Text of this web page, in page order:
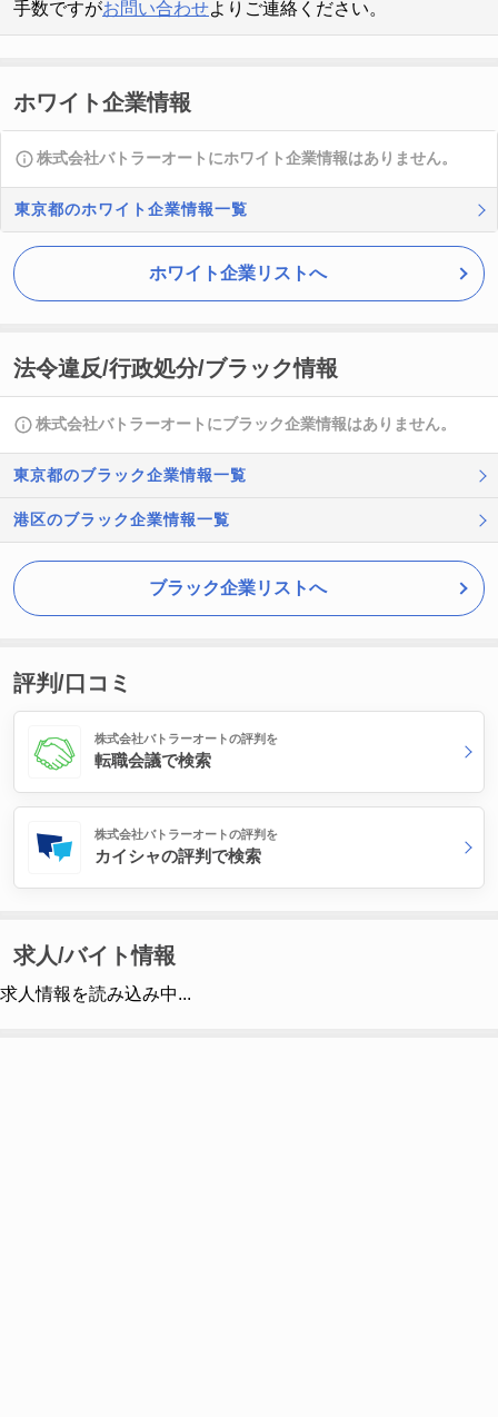
手数ですがお問い合わせよりご連絡ください。
ホワイト企業情報
株式会社バトラーオートにホワイト企業情報はありません。
東京都のホワイト企業情報一覧
ホワイト企業リストへ
法令違反/行政処分/ブラック情報
株式会社バトラーオートにブラック企業情報はありません。
東京都のブラック企業情報一覧
港区のブラック企業情報一覧
ブラック企業リストへ
評判/口コミ
株式会社バトラーオートの評判を
転職会議で検索
株式会社バトラーオートの評判を
カイシャの評判で検索
求人/バイト情報
求人情報を読み込み中...